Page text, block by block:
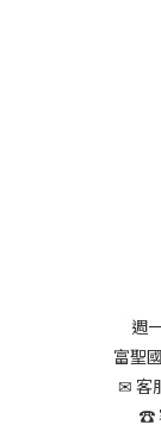
週
富聖
✉︎ 客
☎︎